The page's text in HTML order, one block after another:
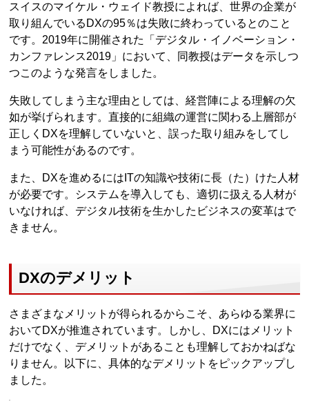
スイスのマイケル・ウェイド教授によれば、世界の企業が
取り組んでいるDXの95％は失敗に終わっているとのこと
です。2019年に開催された「デジタル・イノベーション・
カンファレンス2019」において、同教授はデータを示しつ
つこのような発言をしました。
失敗してしまう主な理由としては、経営陣による理解の欠
如が挙げられます。直接的に組織の運営に関わる上層部が
正しくDXを理解していないと、誤った取り組みをしてし
まう可能性があるのです。
また、DXを進めるにはITの知識や技術に長（た）けた人材
が必要です。システムを導入しても、適切に扱える人材が
いなければ、デジタル技術を生かしたビジネスの変革はで
きません。
DXのデメリット
さまざまなメリットが得られるからこそ、あらゆる業界に
おいてDXが推進されています。しかし、DXにはメリット
だけでなく、デメリットがあることも理解しておかねばな
りません。以下に、具体的なデメリットをピックアップし
ました。